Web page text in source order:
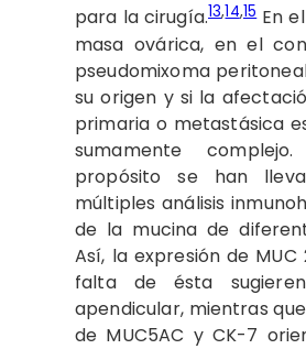
para la cirugía.13,14,15En
masa ovárica, en el
pseudomixoma
su origen y si la
primaria o metastásica
sumamente
propósito se han
múltiples análisis
de la mucina de
Así, la expresión de MUC
falta de ésta
apendicular, mientras
de MUC5AC y CK-7